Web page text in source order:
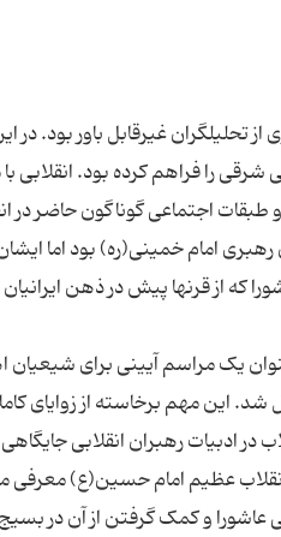
تحلیلگران غیرقابل باور بود. در
را فراهم کرده بود. انقلابی
طبقات اجتماعی گوناگون حاضر در
امام خمینی(ره) بود اما ایشان
که از قرنها پیش در ذهن
یک مراسم آیینی برای
شد. این مهم برخاسته از زوایای
در ادبیات رهبران انقلابی
انقلاب عظیم امام حسین(ع)
و کمک گرفتن از آن در بسیج